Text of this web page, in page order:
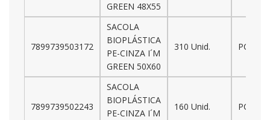
GREEN 48X55
7899739503172
SACOLA
BIOPLÁSTICA
PE-CINZA I´M
GREEN 50X60
310 Unid. PCT.
7899739502243
SACOLA
BIOPLÁSTICA
PE-CINZA I´M
160 Unid. PCT.